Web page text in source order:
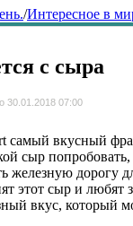
/Интересное в
с сыра
30.01.2018 07:00
самый вкусный
сыр
железную дорогу
этот сыр и любят
вкус, который